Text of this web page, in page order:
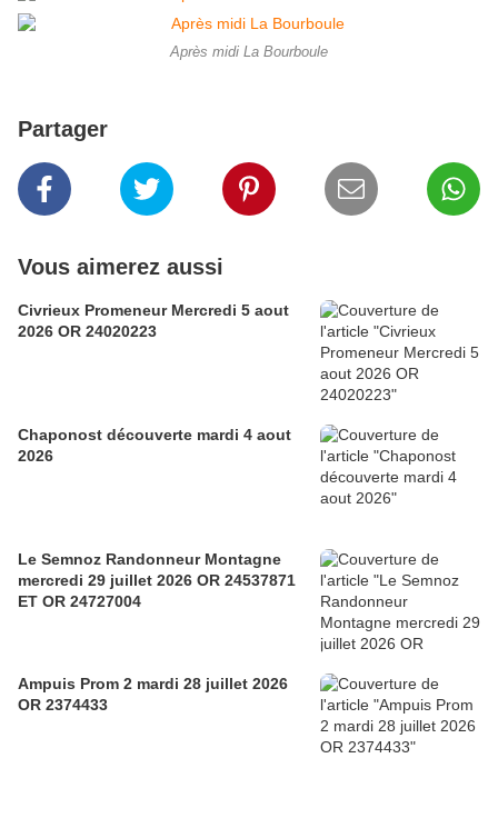
Après midi La Bourboule
Partager
Vous aimerez aussi
Civrieux Promeneur Mercredi 5 aout
2026 OR 24020223
Chaponost découverte mardi 4 aout
2026
Le Semnoz Randonneur Montagne
mercredi 29 juillet 2026 OR 24537871
ET OR 24727004
Ampuis Prom 2 mardi 28 juillet 2026
OR 2374433